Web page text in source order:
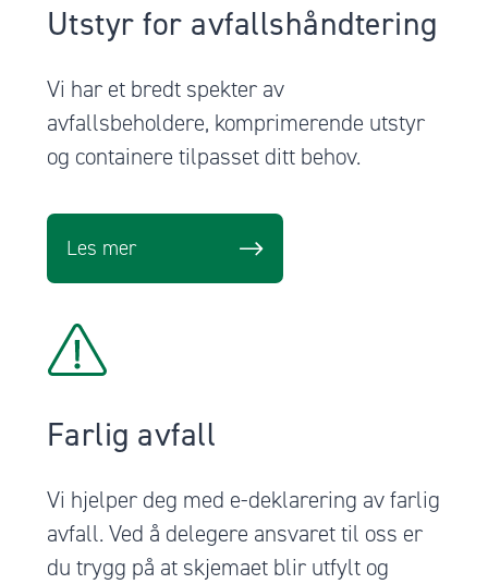
Utstyr for avfallshåndtering
Vi har et bredt spekter av
avfallsbeholdere, komprimerende utstyr
og containere tilpasset ditt behov.
Les mer
Farlig avfall
Vi hjelper deg med e-deklarering av farlig
avfall. Ved å delegere ansvaret til oss er
du trygg på at skjemaet blir utfylt og